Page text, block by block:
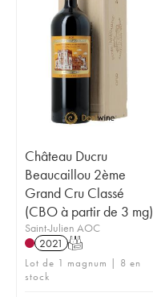
Château Ducru
Beaucaillou 2ème
Grand Cru Classé
(CBO à partir de 3 mg)
Saint-Julien AOC
2021 T
Lot de 1 magnum | 8 en
stock